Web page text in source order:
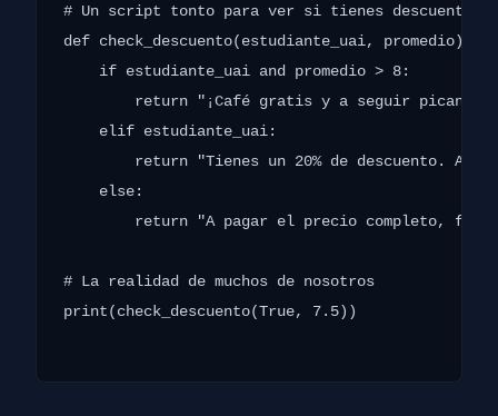
# Un script tonto para ver si tienes descuento
def check_descuento(estudiante_uai, promedio):
    if estudiante_uai and promedio > 8:
return "¡Café gratis y a seguir picando
    elif estudiante_uai:
return "Tienes un 20% de descuento. Algo
    else:
return "A pagar el precio completo,
# La realidad de muchos de nosotros